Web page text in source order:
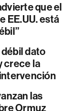
que el
EE.UU. está
débil dato
crece la
las
Ormuz